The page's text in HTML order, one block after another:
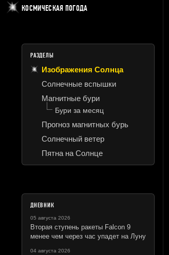
КОСМИЧЕСКАЯ ПОГОДА
РАЗДЕЛЫ
Изображения Солнца
Солнечные вспышки
Магнитные бури
Бури за месяц
Прогноз магнитных бурь
Солнечный ветер
Пятна на Солнце
ДНЕВНИК
05 августа 2026
Вторая ступень ракеты Falcon 9
менее чем через час упадет на Луну
04 августа 2026